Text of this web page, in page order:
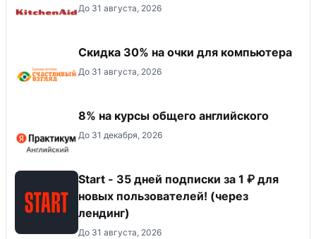
До 31 августа, 2026
Скидка 30% на очки для компьютера
До 31 августа, 2026
8% на курсы общего английского
До 31 декабря, 2026
Start - 35 дней подписки за 1 ₽ для
новых пользователей! (через
лендинг)
До 31 августа, 2026